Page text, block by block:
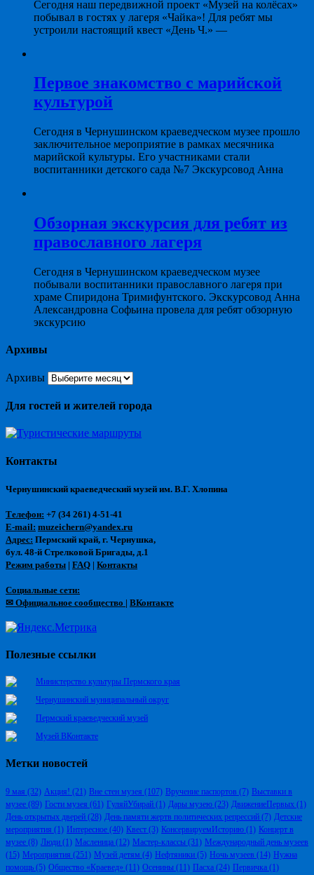
Сегодня наш передвижной проект «Музей на колёсах»
побывал в гостях у лагеря «Чайка»! Для ребят мы
устроили настоящий квест «День Ч.» —
Первое знакомство с марийской
культурой
Сегодня в Чернушинском краеведческом музее прошло
заключительное мероприятие в рамках месячника
марийской культуры. Его участниками стали
воспитанники детского сада №7 Экскурсовод Анна
Обзорная экскурсия для ребят из
православного лагеря
Сегодня в Чернушинском краеведческом музее
побывали воспитанники православного лагеря при
храме Спиридона Тримифунтского. Экскурсовод Анна
Александровна Софьина провела для ребят обзорную
экскурсию
Архивы
Архивы
Для гостей и жителей города
Контакты
Чернушинский краеведческий музей им. В.Г. Хлопина
Телефон: +7 (34 261) 4-51-41
E-mail: muzeichern@yandex.ru
Адрес: Пермский край, г. Чернушка,
бул. 48-й Стрелковой Бригады, д.1
Режим работы | FAQ | Контакты
Социальные сети:
✉ Официальное сообщество | ВКонтакте
Полезные ссылки
Министерство культуры Пермского края
Чернушинский муниципальный округ
Пермский краеведческий музей
Музей ВКонтакте
Метки новостей
9 мая (32) Акция! (21) Вне стен музея (107) Вручение паспортов (7) Выставки в
музее (89) Гости музея (61) ГуляйУбирай (1) Дары музею (23) ДвижениеПервых (1)
День открытых дверей (28) День памяти жертв политических репрессий (7) Детские
мероприятия (1) Интересное (40) Квест (3) КонсервируемИсторию (1) Концерт в
музее (8) Люди (1) Масленица (12) Мастер-классы (31) Международный день музеев
(15) Мероприятия (251) Музей детям (4) Нефтяники (5) Ночь музеев (14) Нужна
помощь (5) Общество «Краевед» (11) Осенины (11) Пасха (24) Первичка (1)